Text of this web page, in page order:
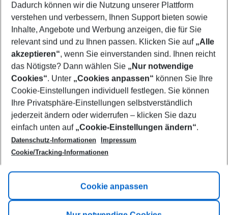
Who will travel
2 adults No children
Show more filter
Footer
Footer navigation
Title A
Link A
Dadurch können wir die Nutzung unserer Plattform
verstehen und verbessern, Ihnen Support bieten sowie
Inhalte, Angebote und Werbung anzeigen, die für Sie
relevant sind und zu Ihnen passen. Klicken Sie auf „Alle
akzeptieren“, wenn Sie einverstanden sind. Ihnen reicht
das Nötigste? Dann wählen Sie „Nur notwendige
Cookies“. Unter „Cookies anpassen“ können Sie Ihre
Cookie-Einstellungen individuell festlegen. Sie können
Ihre Privatsphäre-Einstellungen selbstverständlich
jederzeit ändern oder widerrufen – klicken Sie dazu
einfach unten auf „Cookie-Einstellungen ändern“.
Datenschutz-Informationen
Impressum
Cookie/Tracking-Informationen
Cookie anpassen